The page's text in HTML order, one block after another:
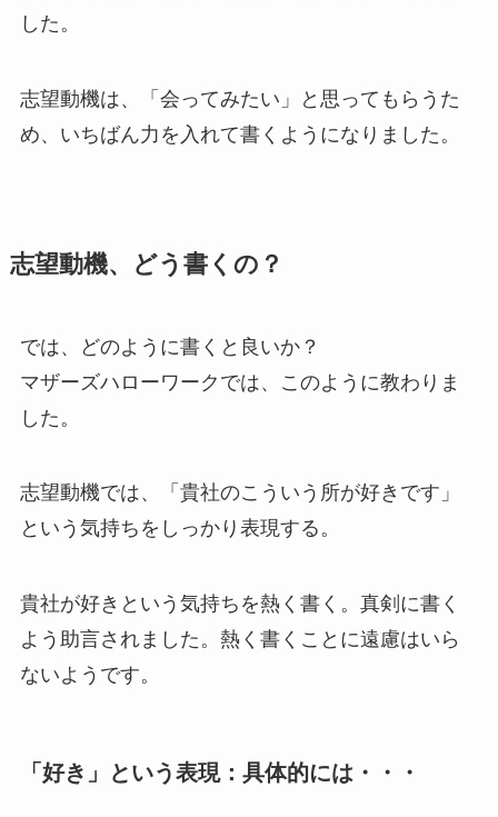
した。
志望動機は、「会ってみたい」と思ってもらうた
め、 いちばん力を入れて書くようになりました。
志望動機、どう書くの？
では、どのように書くと良いか？
マザーズハローワークでは、このように教わりま
した。
志望動機では、「貴社のこういう所が好きです」
という気持ちをしっかり表現する。
貴社が好きという気持ちを熱く書く。真剣に書く
よう助言されました。熱く書くことに遠慮はいら
ないようです。
「好き」という表現：具体的には・・・